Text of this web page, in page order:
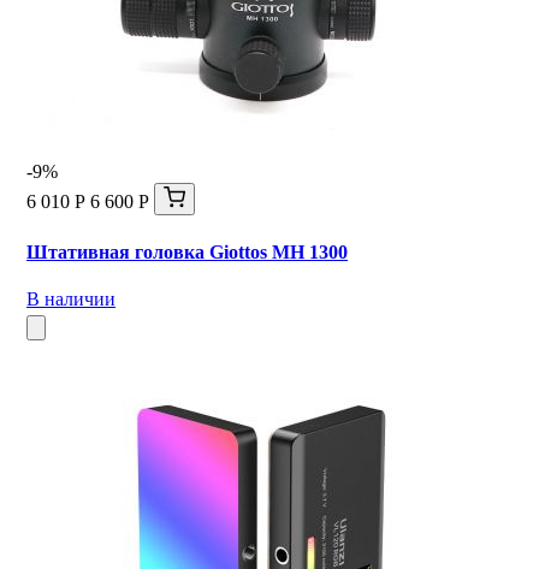
-9%
6 010 Р 6 600 Р
Штативная головка Giottos MH 1300
В наличии